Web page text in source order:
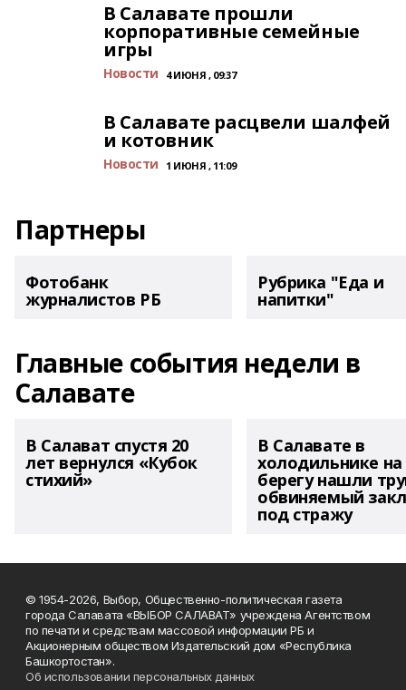
В Салавате прошли
корпоративные семейные
игры
Новости 4 ИЮНЯ , 09:37
В Салавате расцвели шалфей
и котовник
Новости 1 ИЮНЯ , 11:09
Партнеры
Фотобанк
журналистов РБ
Рубрика "Еда и
напитки"
Главные события недели в
Салавате
В Салават спустя 20
лет вернулся «Кубок
стихий»
В Салавате в
холодильнике на
берегу нашли
обвиняемый
под стражу
© 1954-2026, Выбор, Общественно-политическая газета
города Салавата «ВЫБОР САЛАВАТ» учреждена Агентством
по печати и средствам массовой информации РБ и
Акционерным обществом Издательский дом «Республика
Башкортостан».
Об использовании персональных данных